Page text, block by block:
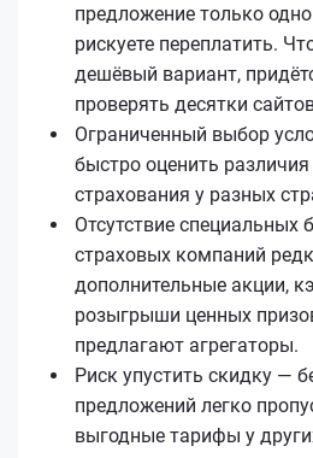
предложение только
рискуете переплатить.
дешёвый вариант,
проверять десятки
Ограниченный выбор
быстро оценить
страхования у разных
Отсутствие специальных
страховых компаний
дополнительные акции,
розыгрыши ценных
предлагают агрегаторы.
Риск упустить скидку —
предложений легко
выгодные тарифы у